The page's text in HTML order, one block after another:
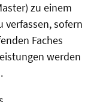
zu einem
verfassen, sofern
Faches
werden